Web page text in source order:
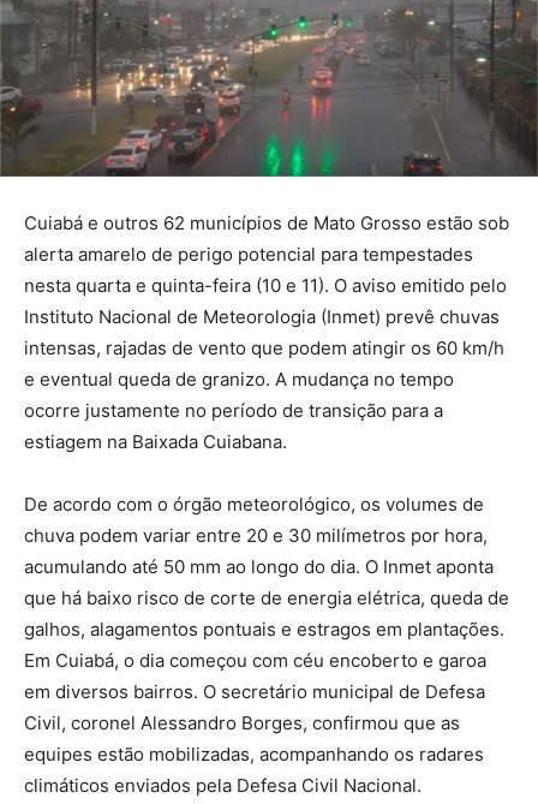
Cuiabá e outros 62 municípios de Mato Grosso estão sob
alerta amarelo de perigo potencial para tempestades
nesta quarta e quinta-feira (10 e 11). O aviso emitido pelo
Instituto Nacional de Meteorologia (Inmet) prevê chuvas
intensas, rajadas de vento que podem atingir os 60 km/h
e eventual queda de granizo. A mudança no tempo
ocorre justamente no período de transição para a
estiagem na Baixada Cuiabana.
De acordo com o órgão meteorológico, os volumes de
chuva podem variar entre 20 e 30 milímetros por hora,
acumulando até 50 mm ao longo do dia. O Inmet aponta
que há baixo risco de corte de energia elétrica, queda de
galhos, alagamentos pontuais e estragos em plantações.
Em Cuiabá, o dia começou com céu encoberto e garoa
em diversos bairros. O secretário municipal de Defesa
Civil, coronel Alessandro Borges, confirmou que as
equipes estão mobilizadas, acompanhando os radares
climáticos enviados pela Defesa Civil Nacional.